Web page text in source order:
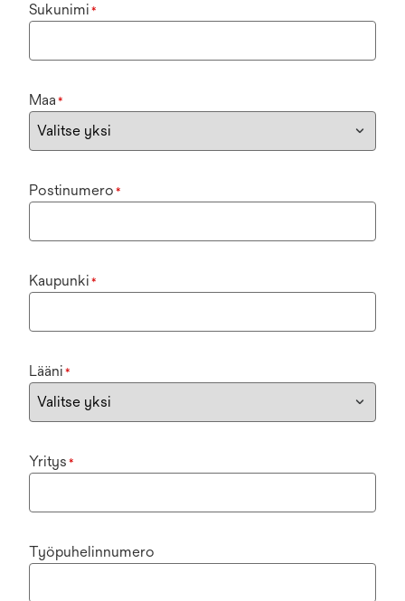
Sukunimi *
Maa *
Postinumero *
Kaupunki *
Lääni *
Yritys *
Työpuhelinnumero